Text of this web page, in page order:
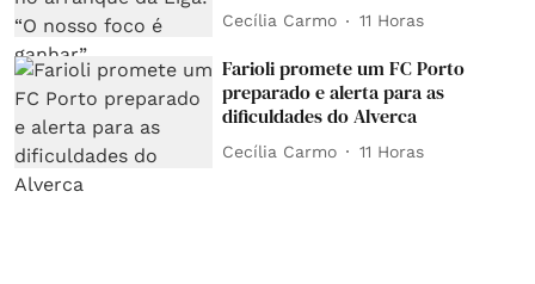
Cecília Carmo 11 Horas
Farioli promete um FC Porto
preparado e alerta para as
dificuldades do Alverca
Cecília Carmo 11 Horas